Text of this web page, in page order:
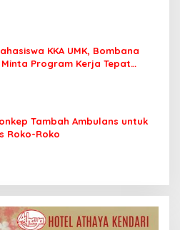
KKA UMK, Bombana
Program Kerja Tepat
Tambah Ambulans untuk
Roko-Roko